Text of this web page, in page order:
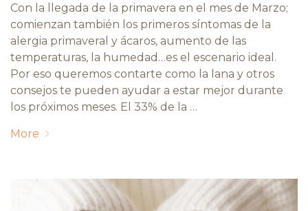
Con la llegada de la primavera en el mes de Marzo;
comienzan también los primeros síntomas de la
alergia primaveral y ácaros, aumento de las
temperaturas, la humedad…es el escenario ideal.
Por eso queremos contarte como la lana y otros
consejos te pueden ayudar a estar mejor durante
los próximos meses. El 33% de la …
More